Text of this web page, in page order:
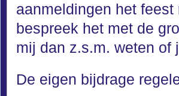
aanmeldingen het
bespreek het met de
mij dan z.s.m. weten of
De eigen bijdrage